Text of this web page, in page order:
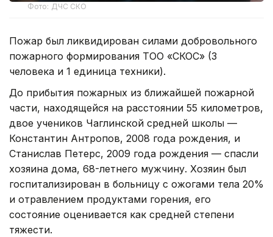
Фото: ДЧС СКО
Пожар был ликвидирован силами добровольного
пожарного формирования ТОО «СКОС» (3
человека и 1 единица техники).
До прибытия пожарных из ближайшей пожарной
части, находящейся на расстоянии 55 километров,
двое учеников Чаглинской средней школы —
Константин Антропов, 2008 года рождения, и
Станислав Петерс, 2009 года рождения — спасли
хозяина дома, 68-летнего мужчину. Хозяин был
госпитализирован в больницу с ожогами тела 20%
и отравлением продуктами горения, его
состояние оценивается как средней степени
тяжести.